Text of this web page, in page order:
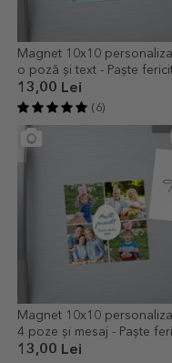
Magnet 10x10
o poză și text - Paște
13,00 Lei
(6)
Magnet 10x10
4 poze și mesaj - Paște
13,00 Lei